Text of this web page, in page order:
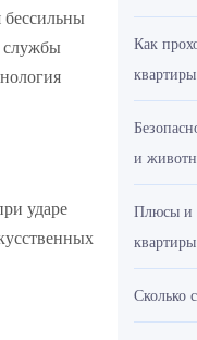
Как
квартиры
и
Плюсы и
квартиры
Сколько
службы
ударе